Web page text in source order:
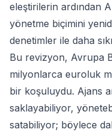
eleştirilerin ardından
yönetme biçimini
denetimler ile daha
Bu revizyon, Avrupa
milyonlarca euroluk
bir koşuluydu. Ajans
saklayabiliyor,
satabiliyor; böylece